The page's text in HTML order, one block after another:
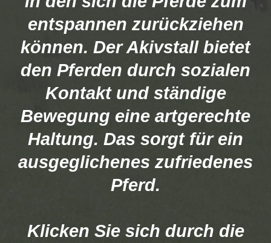
entspannen zurückziehen
können. Der Akivstall bietet
den Pferden durch sozialen
Kontakt und ständige
Bewegung eine artgerechte
Haltung. Das sorgt für ein
ausgeglichenes zufriedenes
Pferd.
Klicken Sie sich durch die